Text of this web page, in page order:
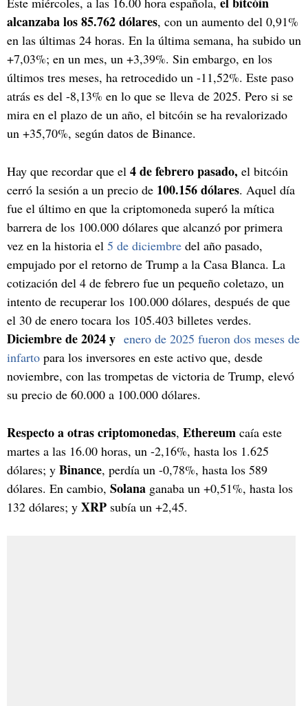
alcanzaba los 85.762 dólares, con un aumento del 0,91%
en las últimas 24 horas. En la última semana, ha subido un
+7,03%; en un mes, un +3,39%. Sin embargo, en los
últimos tres meses, ha retrocedido un -11,52%. Este paso
atrás es del -8,13% en lo que se lleva de 2025. Pero si se
mira en el plazo de un año, el bitcóin se ha revalorizado
un +35,70%, según datos de Binance.
Hay que recordar que el 4 de febrero pasado, el bitcóin
cerró la sesión a un precio de 100.156 dólares. Aquel día
fue el último en que la criptomoneda superó la mítica
barrera de los 100.000 dólares que alcanzó por primera
vez en la historia el 5 de diciembre del año pasado,
empujado por el retorno de Trump a la Casa Blanca. La
cotización del 4 de febrero fue un pequeño coletazo, un
intento de recuperar los 100.000 dólares, después de que
el 30 de enero tocara los 105.403 billetes verdes.
Diciembre de 2024 y enero de 2025 fueron dos meses de
infarto para los inversores en este activo que, desde
noviembre, con las trompetas de victoria de Trump, elevó
su precio de 60.000 a 100.000 dólares.
Respecto a otras criptomonedas, Ethereum caía este
martes a las 16.00 horas, un -2,16%, hasta los 1.625
dólares; y Binance, perdía un -0,78%, hasta los 589
dólares. En cambio, Solana ganaba un +0,51%, hasta los
132 dólares; y XRP subía un +2,45.